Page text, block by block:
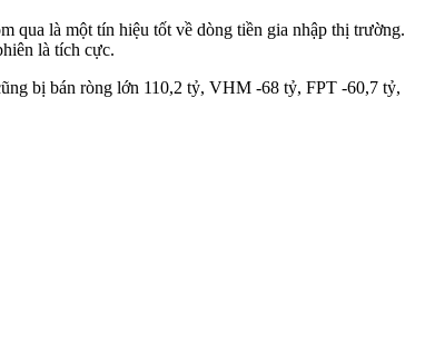
qua là một tín hiệu tốt về dòng tiền gia nhập thị trường.
là tích cực.
bị bán ròng lớn 110,2 tỷ, VHM -68 tỷ, FPT -60,7 tỷ,